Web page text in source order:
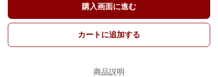
購入画面に進む
カートに追加する
商品説明